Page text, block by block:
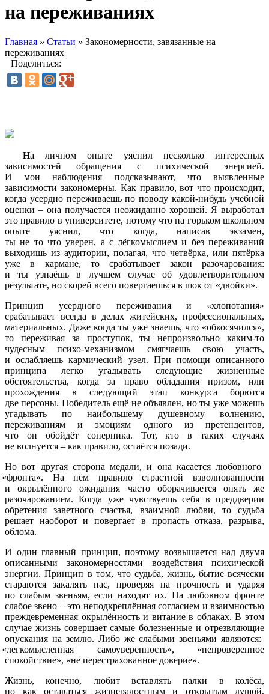
на переживаниях
Главная » Статьи » Закономерности, завязанные на
переживаниях
Поделиться:
На личном опыте уяснил несколько интересных
зависимостей обращения с психической энергией.
И мои наблюдения подсказывают, что выявленные
зависимости закономерны. Как правило, вот что происходит,
когда усердно переживаешь по поводу какой-нибудь учебной
оценки – она получается неожиданно хорошей. Я выработал
это правило в университете, потому что на горьком школьном
опыте уяснил, что когда, написав экзамен,
ты не то что уверен, а с лёгкомыслием и без переживаний
выходишь из аудитории, полагая, что четвёрка, или пятёрка
уже в кармане, то срабатывает закон разочарования:
и ты узнаёшь в лучшем случае об удовлетворительном
результате, но скорей всего повергаешься в шок от «двойки».
Принцип усердного переживания и
«хлопотания»
срабатывает всегда в делах житейских, профессиональных,
материальных. Даже когда ты уже знаешь, что «обкосячился»,
то переживая за проступок, ты непроизвольно каким-то
чудесным психо-механизмом смягчаешь свою участь,
и ослабляешь кармический узел. При помощи описанного
принципа легко угадывать следующие жизненные
обстоятельства, когда за право обладания призом, или
прохождения в следующий этап конкурса борются
две персоны. Победитель ещё не объявлен, но ты уже можешь
угадывать по наибольшему душевному волнению,
переживаниям и эмоциям одного из претендентов,
что он обойдёт соперника. Тот, кто в таких случаях
не волнуется – как правило, остаётся позади.
Но вот другая сторона медали, и она касается любовного
«фронта». На нём правило страстной взволнованности
и окрылённого ожидания часто оборачивается опять же
разочарованием. Когда уже чувствуешь себя в преддверии
обретения заветного счастья, взаимной любви, то судьба
решает наоборот и повергает в пропасть отказа, разрыва,
облома.
И один главный принцип, поэтому возвышается над двумя
описанными закономерностями воздействия психической
энергии. Принцип в том, что судьба, жизнь, бытие всячески
стараются закалять нас, проверяя на прочность и ударяя
по слабым звеньям, если находят их. На любовном фронте
слабое звено – это неподкреплённая согласием и взаимностью
преждевременная окрылённость и витание в облаках. В этом
случае жизнь совершает самые болезненные и отрезвляющие
опускания на землю. Либо же слабыми звеньями являются:
«легкомысленная самоуверенность»,
«непроверенное
спокойствие», «не перестрахованное доверие».
Жизнь, конечно, любит вставлять палки в колёса,
но как оставаться жизнерадостным и открытым душой,